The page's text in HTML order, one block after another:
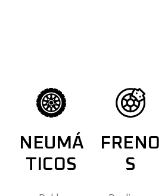
NEUMÁ
TICOS
FRENO
S